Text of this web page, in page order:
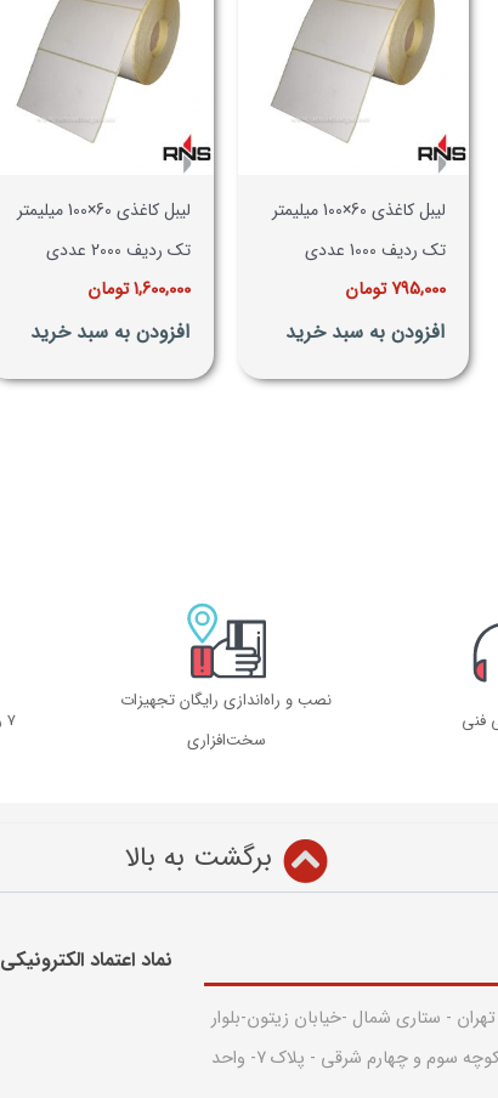
لیبل کاغذی 60×100 میلیمتر
تک ردیف 1000 عددی
795,000تومان
افزودن به سبد خرید
لیبل کاغذی 60×100 میلیمتر
تک ردیف 2000 عددی
1,600,000تومان
افزودن به سبد خرید
فنی
نصب و راه‌اندازی رایگان تجهیزات
سخت‌افزاری
۷ روز ضمانت بازگشت
برگشت به بالا
- ستاری شمال -خیابان زیتون-بلوار
قدس - بین کوچه سوم و چهارم شرقی - پلاک 7- واحد
نماد اعتماد الکترونیکی​